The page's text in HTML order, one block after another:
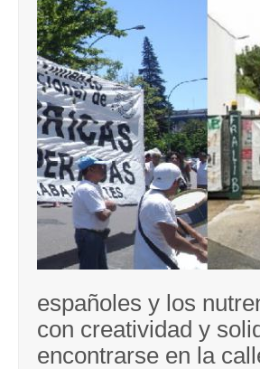
españoles y los
con creatividad y
encontrarse en la